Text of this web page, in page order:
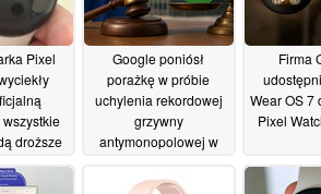
Pixel
droższe
Google poniósł
porażkę w próbie
uchylenia rekordowej
grzywny
antymonopolowej w
nałożonej przez UE
Firma
Wear OS 7
Pixel